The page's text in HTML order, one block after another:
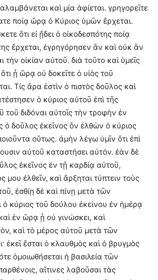
καὶ μία ἀφίεται. γρηγορεῖτε
ποίᾳ ὥρᾳ ὁ Κύριος ὑμῶν ἔρχεται.
ὅτι εἰ ᾔδει ὁ οἰκοδεσπότης ποίᾳ
ἔρχεται, ἐγρηγόρησεν ἂν καὶ οὐκ ἂν
τὴν οἰκίαν αὐτοῦ. διὰ τοῦτο καὶ ὑμεῖς
ὅτι ᾗ ὥρᾳ οὐ δοκεῖτε ὁ υἱὸς τοῦ
Τίς ἄρα ἐστὶν ὁ πιστὸς δοῦλος καὶ
ὁ κύριος αὐτοῦ ἐπὶ τῆς
τοῦ διδόναι αὐτοῖς τὴν τροφὴν ἐν
ὁ δοῦλος ἐκεῖνος ὃν ἐλθὼν ὁ κύριος
οὕτως. ἀμὴν λέγω ὑμῖν ὅτι ἐπὶ
αὐτοῦ καταστήσει αὐτόν. ἐὰν δὲ
ἐκεῖνος ἐν τῇ καρδίᾳ αὐτοῦ,
μου ἐλθεῖν, καὶ ἄρξηται τύπτειν τοὺς
ἐσθίῃ δὲ καὶ πίνῃ μετὰ τῶν
ὁ κύριος τοῦ δούλου ἐκείνου ἐν ἡμέρᾳ
ἐν ὥρᾳ ᾗ οὐ γινώσκει, καὶ
καὶ τὸ μέρος αὐτοῦ μετὰ τῶν
ἐκεῖ ἔσται ὁ κλαυθμὸς καὶ ὁ βρυγμὸς
ὁμοιωθήσεται ἡ βασιλεία τῶν
αἵτινες λαβοῦσαι τὰς